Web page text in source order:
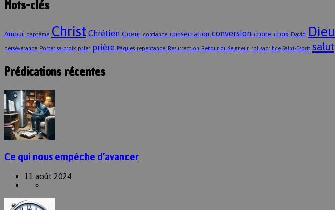
Mots-clés
Amour baptême Christ Chrétien Coeur confiance consécration conversion croire croix David Dieu
persévérance Porter sa croix prier prière Pâques repentance Resurrection Retour du Seigneur roi sacrifice Saint-Esprit salut
Prédications récentes
Ce qui nous empêche d’avancer
11 août 2024